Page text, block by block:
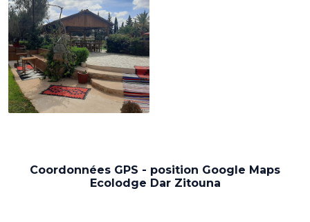
Coordonnées GPS - position Google Maps
Ecolodge Dar Zitouna